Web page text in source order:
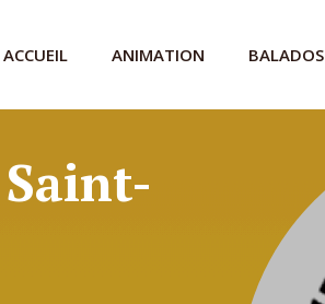
ACCUEIL ANIMATION BALADOS